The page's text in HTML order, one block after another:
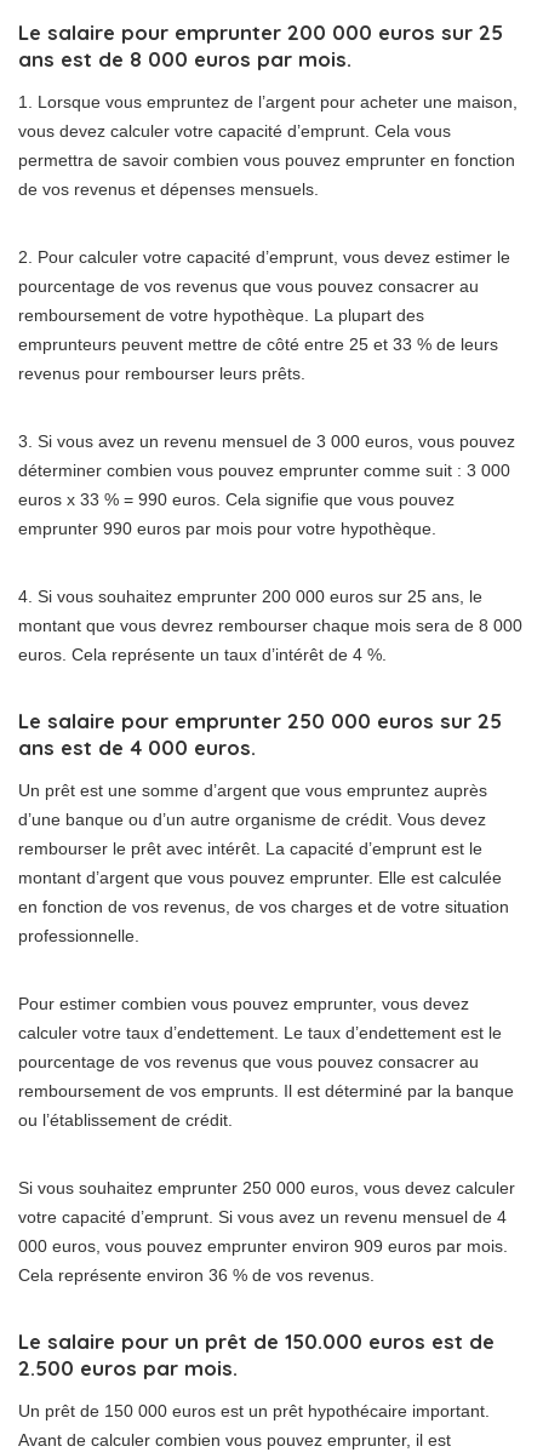
Le salaire pour emprunter 200 000 euros sur 25
ans est de 8 000 euros par mois.
1. Lorsque vous empruntez de l’argent pour acheter une maison,
vous devez calculer votre capacité d’emprunt. Cela vous
permettra de savoir combien vous pouvez emprunter en fonction
de vos revenus et dépenses mensuels.
2. Pour calculer votre capacité d’emprunt, vous devez estimer le
pourcentage de vos revenus que vous pouvez consacrer au
remboursement de votre hypothèque. La plupart des
emprunteurs peuvent mettre de côté entre 25 et 33 % de leurs
revenus pour rembourser leurs prêts.
3. Si vous avez un revenu mensuel de 3 000 euros, vous pouvez
déterminer combien vous pouvez emprunter comme suit : 3 000
euros x 33 % = 990 euros. Cela signifie que vous pouvez
emprunter 990 euros par mois pour votre hypothèque.
4. Si vous souhaitez emprunter 200 000 euros sur 25 ans, le
montant que vous devrez rembourser chaque mois sera de 8 000
euros. Cela représente un taux d’intérêt de 4 %.
Le salaire pour emprunter 250 000 euros sur 25
ans est de 4 000 euros.
Un prêt est une somme d’argent que vous empruntez auprès
d’une banque ou d’un autre organisme de crédit. Vous devez
rembourser le prêt avec intérêt. La capacité d’emprunt est le
montant d’argent que vous pouvez emprunter. Elle est calculée
en fonction de vos revenus, de vos charges et de votre situation
professionnelle.
Pour estimer combien vous pouvez emprunter, vous devez
calculer votre taux d’endettement. Le taux d’endettement est le
pourcentage de vos revenus que vous pouvez consacrer au
remboursement de vos emprunts. Il est déterminé par la banque
ou l’établissement de crédit.
Si vous souhaitez emprunter 250 000 euros, vous devez calculer
votre capacité d’emprunt. Si vous avez un revenu mensuel de 4
000 euros, vous pouvez emprunter environ 909 euros par mois.
Cela représente environ 36 % de vos revenus.
Le salaire pour un prêt de 150.000 euros est de
2.500 euros par mois.
Un prêt de 150 000 euros est un prêt hypothécaire important.
Avant de calculer combien vous pouvez emprunter, il est